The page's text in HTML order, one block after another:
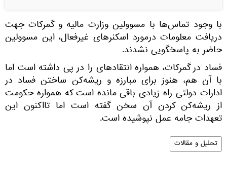
با وجود تماس‌ها با مسوولین وزارت مالیه و گمرکات جهت
دریافت معلومات درمورد اسکنرهای غیرفعال، این مسوولین
حاضر به پاسخگویی نشدند.
فساد در گمرکات، همواره انتقاد‌های را در پی داشته است اما
با آن هم، هنوز برای مبارزه و ریشه‌کن ساختن فساد در
ادارات دولتی راه زیادی باقی مانده است که همواره حکومت
از ریشه‌کن کردن آن سخن گفته است اما تااکنون این
تعهدات جامه عمل نپوشیده است.
تحلیل و مقالات